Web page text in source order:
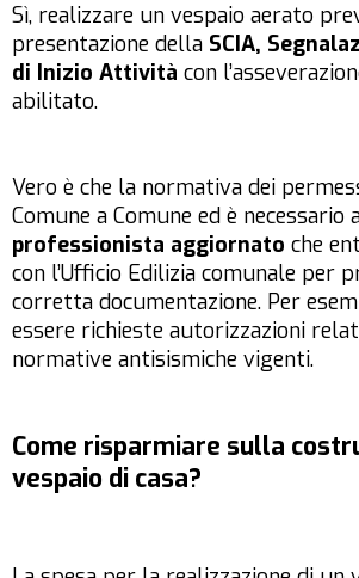
Sì, realizzare un vespaio aerato
presentazione della SCIA,
di Inizio Attività con
abilitato.
Vero è che la normativa dei
Comune a Comune ed è necessario
professionista aggiornato che
con l’Ufficio Edilizia comunale per
corretta documentazione. Per
essere richieste autorizzazioni
normative antisismiche vigenti.
Come risparmiare sulla
vespaio di casa?